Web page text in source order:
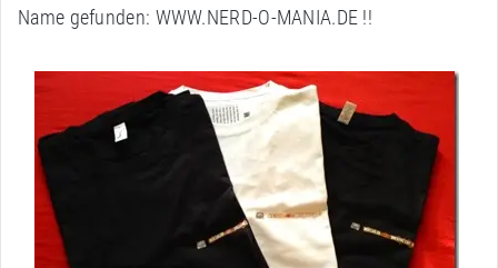
Name gefunden: WWW.NERD-O-MANIA.DE !!